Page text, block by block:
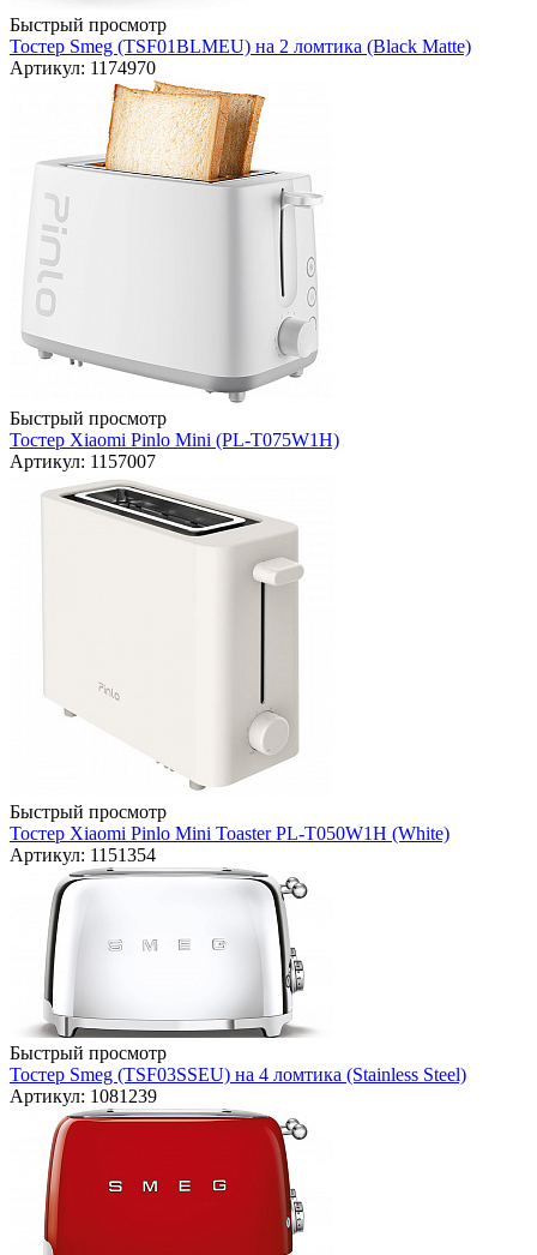
Быстрый просмотр
Тостер Smeg (TSF01BLMEU) на 2 ломтика (Black Matte)
Артикул: 1174970
Быстрый просмотр
Тостер Xiaomi Pinlo Mini (PL-T075W1H)
Артикул: 1157007
Быстрый просмотр
Тостер Xiaomi Pinlo Mini Toaster PL-T050W1H (White)
Артикул: 1151354
Быстрый просмотр
Тостер Smeg (TSF03SSEU) на 4 ломтика (Stainless Steel)
Артикул: 1081239